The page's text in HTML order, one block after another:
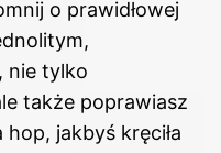
o prawidłowej
nie tylko
także poprawiasz
jakbyś kręciła